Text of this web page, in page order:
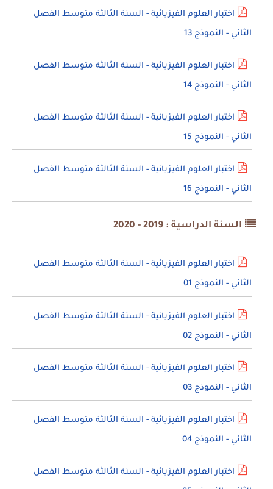
اختبار العلوم الفيزيائية - السنة الثالثة متوسط الفصل
الثاني - النموذج 13
اختبار العلوم الفيزيائية - السنة الثالثة متوسط الفصل
الثاني - النموذج 14
اختبار العلوم الفيزيائية - السنة الثالثة متوسط الفصل
الثاني - النموذج 15
اختبار العلوم الفيزيائية - السنة الثالثة متوسط الفصل
الثاني - النموذج 16
السنة الدراسية : 2019 - 2020
اختبار العلوم الفيزيائية - السنة الثالثة متوسط الفصل
الثاني - النموذج 01
اختبار العلوم الفيزيائية - السنة الثالثة متوسط الفصل
الثاني - النموذج 02
اختبار العلوم الفيزيائية - السنة الثالثة متوسط الفصل
الثاني - النموذج 03
اختبار العلوم الفيزيائية - السنة الثالثة متوسط الفصل
الثاني - النموذج 04
اختبار العلوم الفيزيائية - السنة الثالثة متوسط الفصل